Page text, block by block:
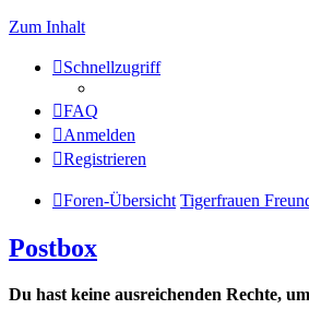
Zum Inhalt
Schnellzugriff
FAQ
Anmelden
Registrieren
Foren-Übersicht Tigerfrauen
Postbox
Du hast keine ausreichenden Rechte,